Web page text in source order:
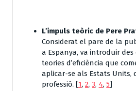
L’impuls teòric de Pere
Considerat el pare de la
a Espanya, va introduir
teories d’eficiència que
aplicar-se als Estats Units,
professió. [1, 2, 3, 4, 5]